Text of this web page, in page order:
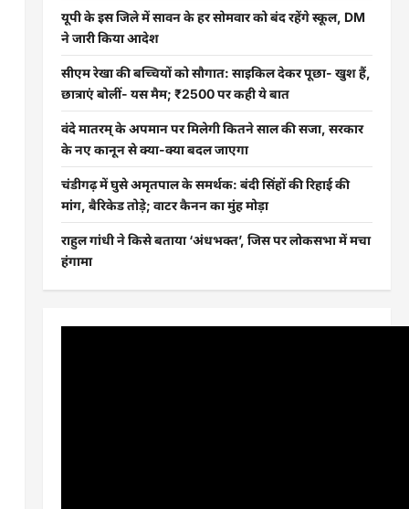
यूपी के इस जिले में सावन के हर सोमवार को बंद रहेंगे स्कूल, DM
ने जारी किया आदेश
सीएम रेखा की बच्चियों को सौगात: साइकिल देकर पूछा- खुश हैं,
छात्राएं बोलीं- यस मैम; ₹2500 पर कही ये बात
वंदे मातरम् के अपमान पर मिलेगी कितने साल की सजा, सरकार
के नए कानून से क्या-क्या बदल जाएगा
चंडीगढ़ में घुसे अमृतपाल के समर्थक: बंदी सिंहों की रिहाई की
मांग, बैरिकेड तोड़े; वाटर कैनन का मुंह मोड़ा
राहुल गांधी ने किसे बताया ‘अंधभक्त’, जिस पर लोकसभा में मचा
हंगामा